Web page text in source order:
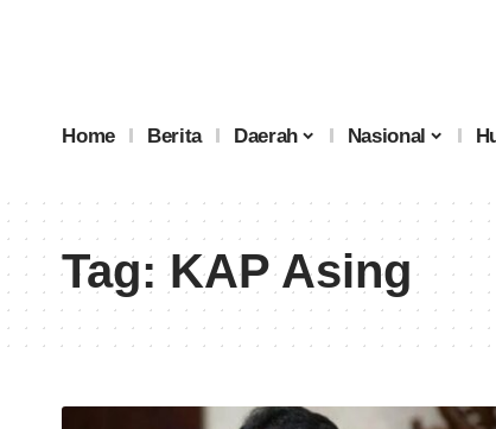
Home Berita Daerah Nasional
Tag:KAP Asing